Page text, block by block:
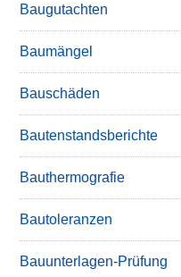
Baugutachten
Baumängel
Bauschäden
Bautenstandsberichte
Bauthermografie
Bautoleranzen
Bauunterlagen-Prüfung